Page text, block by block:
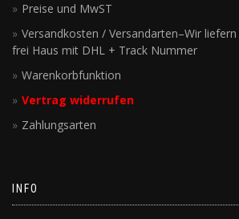
Preise und MwST
Versandkosten / Versandarten–Wir
frei Haus mit DHL + Track Nummer
Warenkorbfunktion
Vertrag widerrufen
Zahlungsarten
INFO